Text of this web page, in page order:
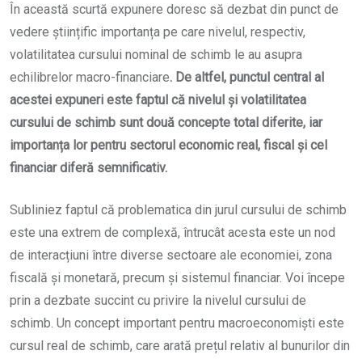
În această scurtă expunere doresc să dezbat din punct de
vedere științific importanța pe care nivelul, respectiv,
volatilitatea cursului nominal de schimb le au asupra
echilibrelor macro-financiare. De altfel, punctul central al
acestei expuneri este faptul că nivelul și volatilitatea
cursului de schimb sunt două concepte total diferite, iar
importanța lor pentru sectorul economic real, fiscal și cel
financiar diferă semnificativ.
Subliniez faptul că problematica din jurul cursului de schimb
este una extrem de complexă, întrucât acesta este un nod
de interacțiuni între diverse sectoare ale economiei, zona
fiscală și monetară, precum și sistemul financiar. Voi începe
prin a dezbate succint cu privire la nivelul cursului de
schimb. Un concept important pentru macroeconomiști este
cursul real de schimb, care arată prețul relativ al bunurilor din